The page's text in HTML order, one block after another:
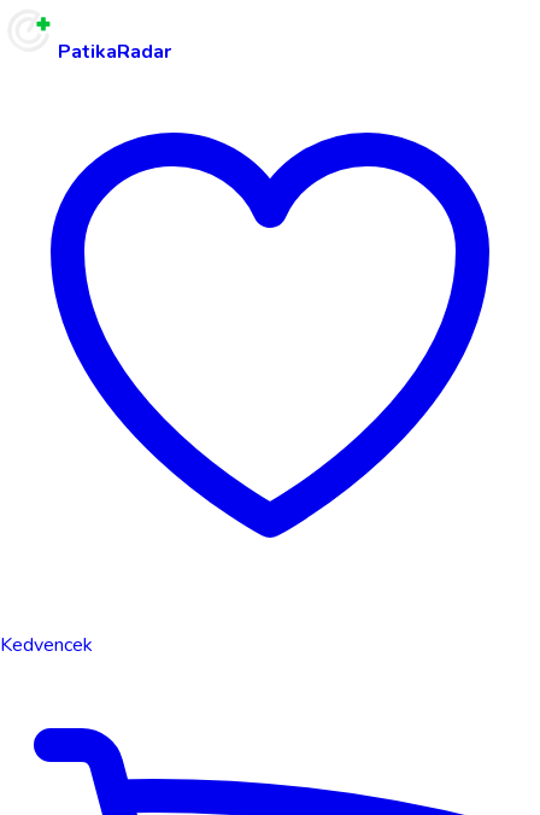
PatikaRadar
Kedvencek